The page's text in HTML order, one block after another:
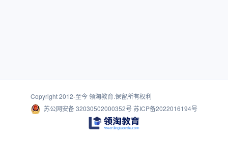
Copyright 2012-至今领淘教育.保留所有权利
苏公网安备 32030502000352号 苏ICP备2022016194号